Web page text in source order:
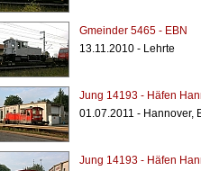
Gmeinder 5465 - EBN
13.11.2010 - Lehrte
Jung 14193 - Häfen
01.07.2011 - Hannover,
Jung 14193 - Häfen